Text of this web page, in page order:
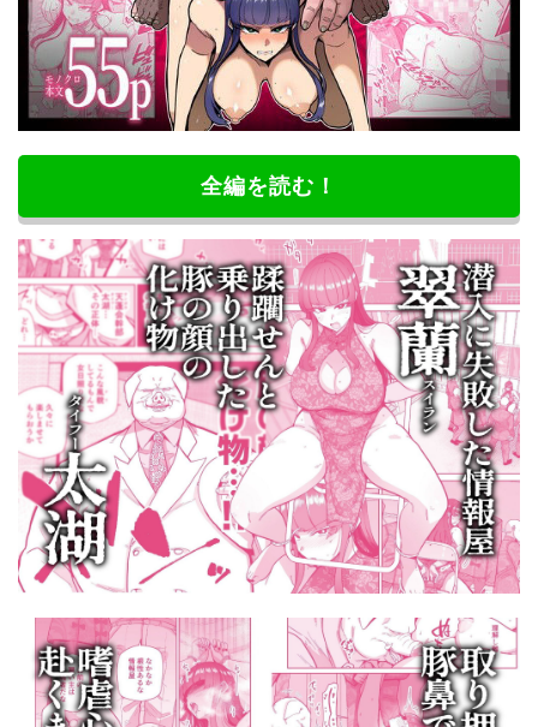
全編を読む！